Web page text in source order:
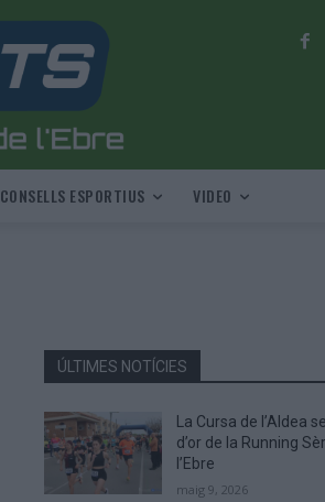
CONSELLS ESPORTIUS VIDEO
ÚLTIMES NOTÍCIES
La Cursa de l’Aldea
d’or de la Running
l’Ebre
maig 9, 2026